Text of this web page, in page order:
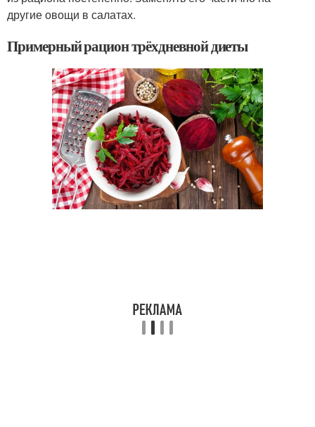
другие овощи в салатах.
Примерный рацион трёхдневной диеты